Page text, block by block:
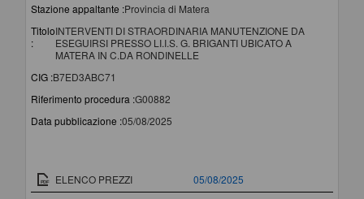
Stazione appaltante :Provincia di Matera
Titolo
:
INTERVENTI DI STRAORDINARIA MANUTENZIONE DA
ESEGUIRSI PRESSO LI.I.S. G. BRIGANTI UBICATO A
MATERA IN C.DA RONDINELLE
CIG :B7ED3ABC71
Riferimento procedura :G00882
Data pubblicazione :05/08/2025
ELENCO PREZZI 05/08/2025